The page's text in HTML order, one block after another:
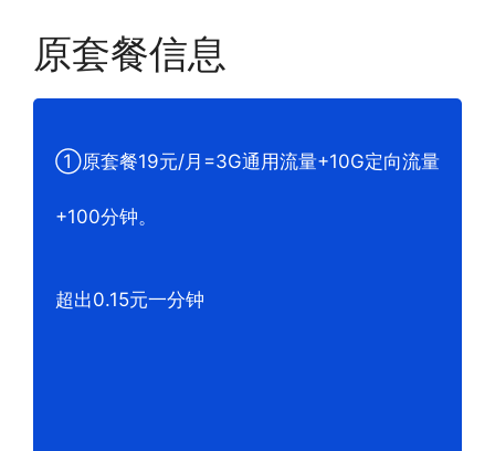
原套餐信息
①原套餐19元/月=3G通用流量+10G定向流量
+100分钟。
超出0.15元一分钟